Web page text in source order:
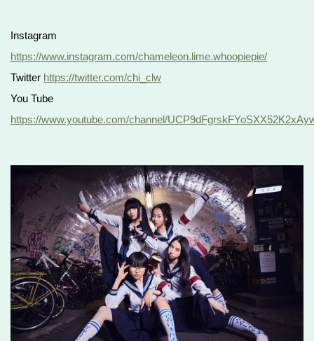
Instagram
https://www.instagram.com/chameleon.lime.whoopiepie/
Twitter https://twitter.com/chi_clw
You Tube
https://www.youtube.com/channel/